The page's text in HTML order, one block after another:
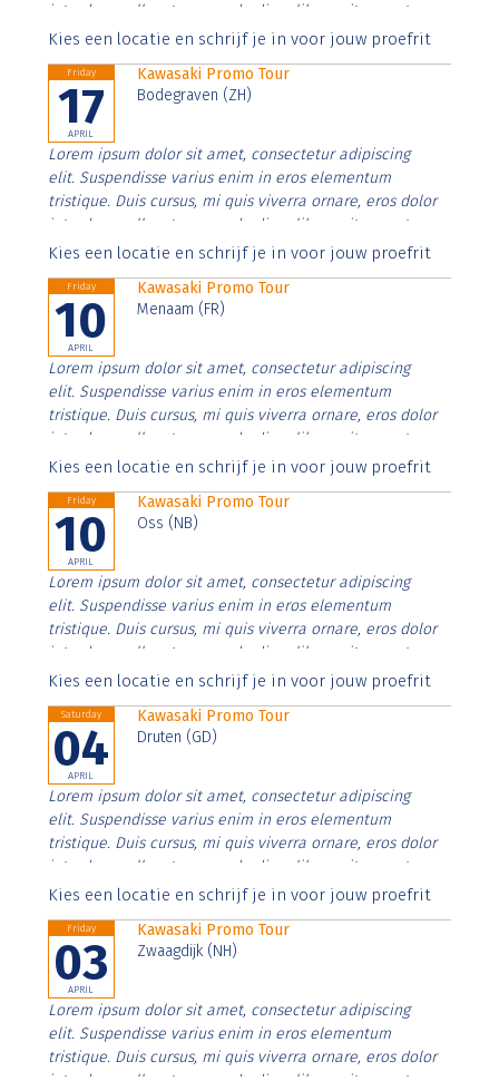
interdum nulla, ut commodo diam libero vitae erat.
Aenean faucibus nibh et justo cursus id rutrum lorem
Kies een locatie en schrijf je in voor jouw proefrit
Friday
17
APRIL
Kawasaki Promo Tour
Bodegraven (ZH)
Lorem ipsum dolor sit amet, consectetur adipiscing
elit. Suspendisse varius enim in eros elementum
tristique. Duis cursus, mi quis viverra ornare, eros dolor
interdum nulla, ut commodo diam libero vitae erat.
Aenean faucibus nibh et justo cursus id rutrum lorem
Kies een locatie en schrijf je in voor jouw proefrit
Friday
10
APRIL
Kawasaki Promo Tour
Menaam (FR)
Lorem ipsum dolor sit amet, consectetur adipiscing
elit. Suspendisse varius enim in eros elementum
tristique. Duis cursus, mi quis viverra ornare, eros dolor
interdum nulla, ut commodo diam libero vitae erat.
Aenean faucibus nibh et justo cursus id rutrum lorem
Kies een locatie en schrijf je in voor jouw proefrit
Friday
10
APRIL
Kawasaki Promo Tour
Oss (NB)
Lorem ipsum dolor sit amet, consectetur adipiscing
elit. Suspendisse varius enim in eros elementum
tristique. Duis cursus, mi quis viverra ornare, eros dolor
interdum nulla, ut commodo diam libero vitae erat.
Aenean faucibus nibh et justo cursus id rutrum lorem
Kies een locatie en schrijf je in voor jouw proefrit
Saturday
04
APRIL
Kawasaki Promo Tour
Druten (GD)
Lorem ipsum dolor sit amet, consectetur adipiscing
elit. Suspendisse varius enim in eros elementum
tristique. Duis cursus, mi quis viverra ornare, eros dolor
interdum nulla, ut commodo diam libero vitae erat.
Aenean faucibus nibh et justo cursus id rutrum lorem
Kies een locatie en schrijf je in voor jouw proefrit
Friday
03
APRIL
Kawasaki Promo Tour
Zwaagdijk (NH)
Lorem ipsum dolor sit amet, consectetur adipiscing
elit. Suspendisse varius enim in eros elementum
tristique. Duis cursus, mi quis viverra ornare, eros dolor
interdum nulla, ut commodo diam libero vitae erat.